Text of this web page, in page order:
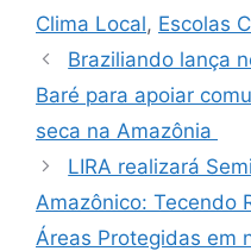
Clima Local, Escolas
Braziliando lança
Baré para apoiar
seca na Amazônia
LIRA realizará
Amazônico: Tecendo
Áreas Protegidas em